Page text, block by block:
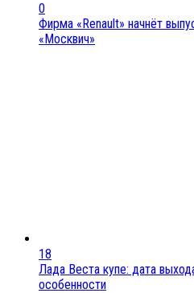
0
Фирма «Renault» начнёт
«Москвич»
18
Лада Веста купе: дата
особенности